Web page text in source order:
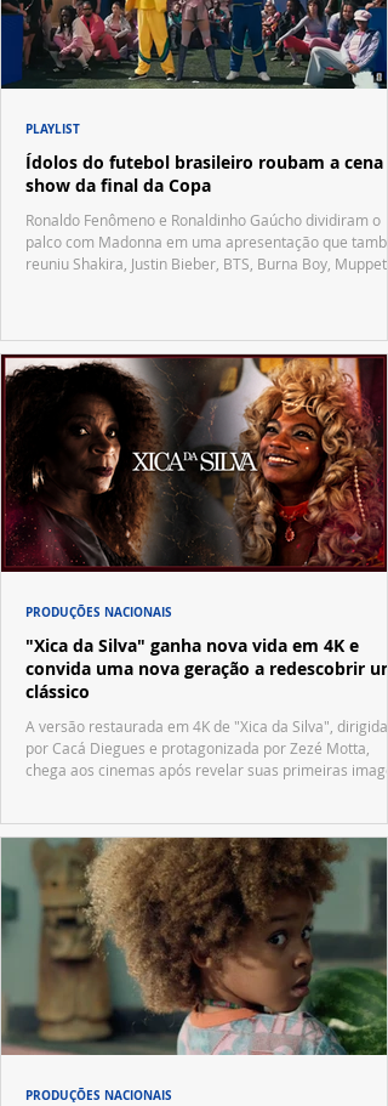
Ídolos do futebol brasileiro roubam a cena
show da final da Copa
Ronaldo Fenômeno e Ronaldinho Gaúcho dividiram o
palco com Madonna em uma apresentação que
reuniu Shakira, Justin Bieber, BTS, Burna Boy, Muppets,
PLAYLIST
"Xica da Silva" ganha nova vida em 4K e
convida uma nova geração a redescobrir um
clássico
A versão restaurada em 4K de "Xica da Silva", dirigida
por Cacá Diegues e protagonizada por Zezé Motta,
chega aos cinemas após revelar suas primeiras
PRODUÇÕES NACIONAIS
PRODUÇÕES NACIONAIS